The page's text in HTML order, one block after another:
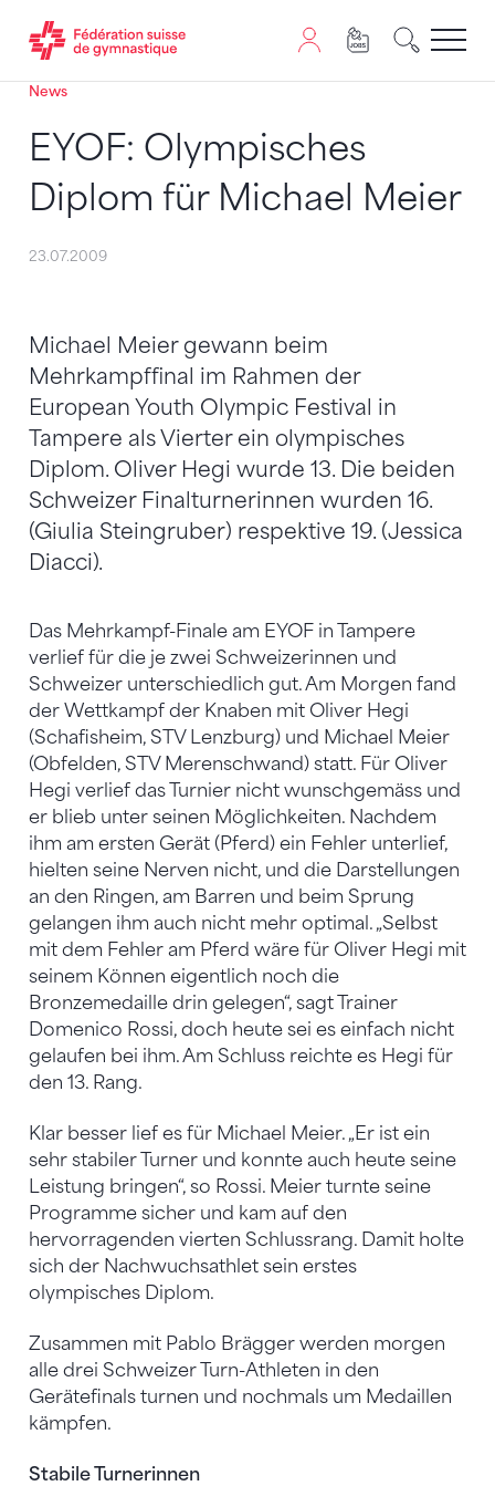
Passer au contenu
Naviguer vers le plan du siten
JavaScript est nécessaire pour naviguer sur ce site.
News
EYOF: Olympisches
Diplom für Michael Meier
23.07.2009
Michael Meier gewann beim
Mehrkampffinal im Rahmen der
European Youth Olympic Festival in
Tampere als Vierter ein olympisches
Diplom. Oliver Hegi wurde 13. Die beiden
Schweizer Finalturnerinnen wurden 16.
(Giulia Steingruber) respektive 19. (Jessica
Diacci).
Das Mehrkampf-Finale am EYOF in Tampere
verlief für die je zwei Schweizerinnen und
Schweizer unterschiedlich gut. Am Morgen fand
der Wettkampf der Knaben mit Oliver Hegi
(Schafisheim, STV Lenzburg) und Michael Meier
(Obfelden, STV Merenschwand) statt. Für Oliver
Hegi verlief das Turnier nicht wunschgemäss und
er blieb unter seinen Möglichkeiten. Nachdem
ihm am ersten Gerät (Pferd) ein Fehler unterlief,
hielten seine Nerven nicht, und die Darstellungen
an den Ringen, am Barren und beim Sprung
gelangen ihm auch nicht mehr optimal. „Selbst
mit dem Fehler am Pferd wäre für Oliver Hegi mit
seinem Können eigentlich noch die
Bronzemedaille drin gelegen“, sagt Trainer
Domenico Rossi, doch heute sei es einfach nicht
gelaufen bei ihm. Am Schluss reichte es Hegi für
den 13. Rang.
Klar besser lief es für Michael Meier. „Er ist ein
sehr stabiler Turner und konnte auch heute seine
Leistung bringen“, so Rossi. Meier turnte seine
Programme sicher und kam auf den
hervorragenden vierten Schlussrang. Damit holte
sich der Nachwuchsathlet sein erstes
olympisches Diplom.
Zusammen mit Pablo Brägger werden morgen
alle drei Schweizer Turn-Athleten in den
Gerätefinals turnen und nochmals um Medaillen
kämpfen.
Stabile Turnerinnen